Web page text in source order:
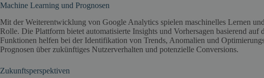
Machine Learning und Prognosen
Mit der Weiterentwicklung von Google Analytics spielen maschinelles Lernen
Rolle. Die Plattform bietet automatisierte Insights und Vorhersagen basierend auf
Funktionen helfen bei der Identifikation von Trends, Anomalien und
Prognosen über zukünftiges Nutzerverhalten und potenzielle Conversions.
Zukunftsperspektiven